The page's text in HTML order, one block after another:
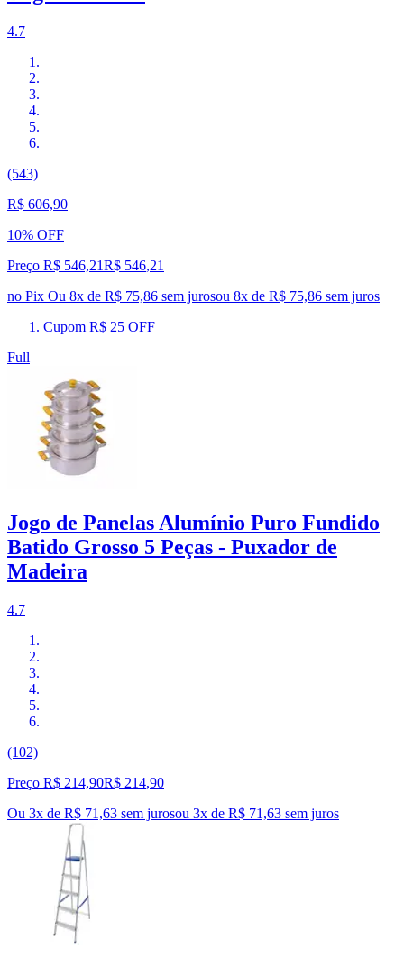
4.7
(543)
R$ 606,90
10% OFF
Preço R$ 546,21R$ 546,21
no Pix Ou 8x de R$ 75,86 sem jurosou 8x de R$ 75,86 sem juros
Cupom R$ 25 OFF
Full
Jogo de Panelas Alumínio Puro Fundido
Batido Grosso 5 Peças - Puxador de
Madeira
4.7
(102)
Preço R$ 214,90R$ 214,90
Ou 3x de R$ 71,63 sem jurosou 3x de R$ 71,63 sem juros